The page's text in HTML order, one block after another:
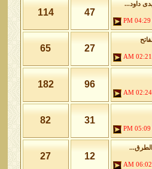
داود...
04:29 PM
47
114
02:21 AM
27
65
02:24 AM
96
182
05:09 PM
31
82
06:02 AM
12
27